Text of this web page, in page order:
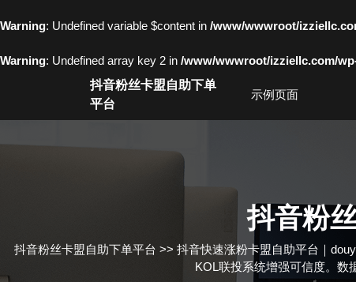
Warning: Undefined variable $content in /www/wwwroot/
Warning: Undefined array key 2 in /www/wwwroot/izziellc.com/
抖音粉丝卡盟自助下单
平台
示例页面
抖音粉
抖音粉丝卡盟自助下单平台 >> 抖音快速涨粉卡盟自助平台｜
KOL联投系统增强可信度。数